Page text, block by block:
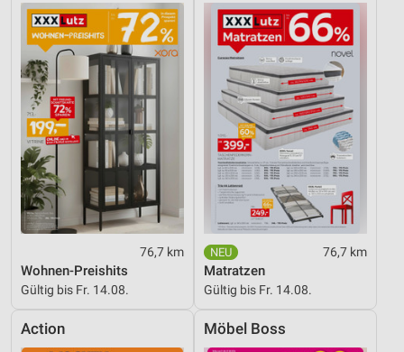
76,7 km
Wohnen-Preishits
Gültig bis Fr. 14.08.
76,7 km
Matratzen
Gültig bis Fr. 14.08.
Action Möbel Boss